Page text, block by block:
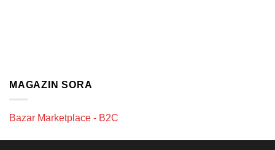
MAGAZIN SORA
Bazar Marketplace - B2C